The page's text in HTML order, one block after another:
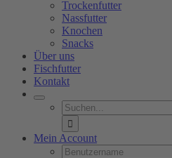
Trockenfutter
Nassfutter
Knochen
Snacks
Über uns
Fischfutter
Kontakt
Suche
nach:
Mein Account
Username: